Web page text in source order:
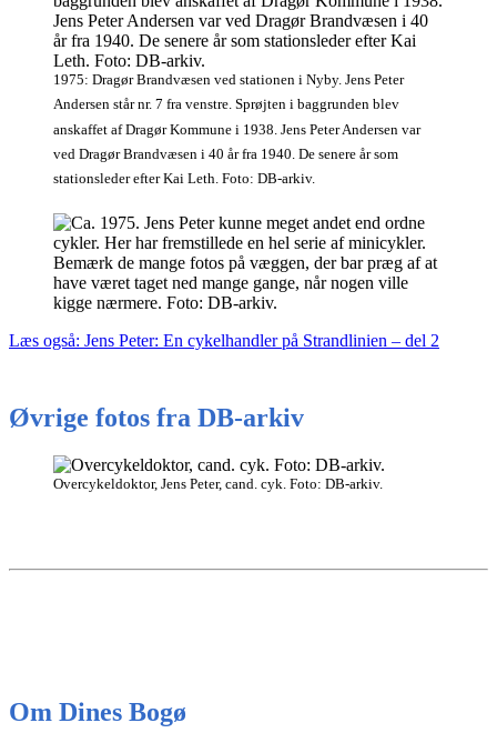
1975: Dragør Brandvæsen ved stationen i Nyby. Jens Peter
Andersen står nr. 7 fra venstre. Sprøjten i baggrunden blev
anskaffet af Dragør Kommune i 1938. Jens Peter Andersen var
ved Dragør Brandvæsen i 40 år fra 1940. De senere år som
stationsleder efter Kai Leth. Foto: DB-arkiv.
Læs også: Jens Peter: En cykelhandler på Strandlinien – del 2
Øvrige fotos fra DB-arkiv
Overcykeldoktor, Jens Peter, cand. cyk. Foto: DB-arkiv.
Om Dines Bogø